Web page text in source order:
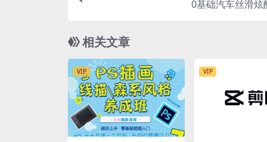
0基础汽车丝滑炫
相关文章
VIP VIP